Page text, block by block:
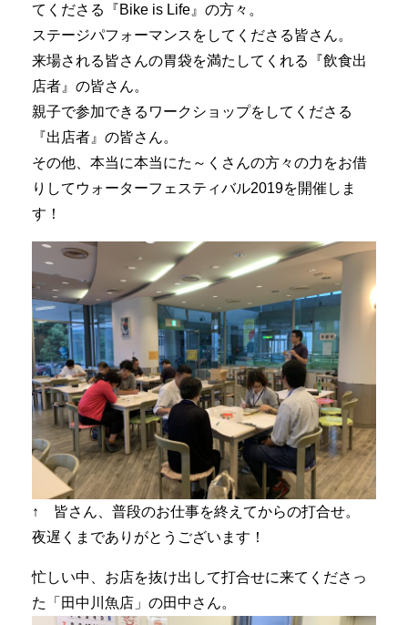
てくださる『Bike is Life』の方々。
ステージパフォーマンスをしてくださる皆さん。
来場される皆さんの胃袋を満たしてくれる『飲食出
店者』の皆さん。
親子で参加できるワークショップをしてくださる
『出店者』の皆さん。
その他、本当に本当にた～くさんの方々の力をお借
りしてウォーターフェスティバル2019を開催しま
す！
↑ 皆さん、普段のお仕事を終えてからの打合せ。
夜遅くまでありがとうございます！
忙しい中、お店を抜け出して打合せに来てくださっ
た「田中川魚店」の田中さん。